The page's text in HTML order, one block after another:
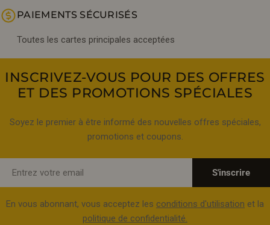
PAIEMENTS SÉCURISÉS
Toutes les cartes principales acceptées
INSCRIVEZ-VOUS POUR DES OFFRES
ET DES PROMOTIONS SPÉCIALES
Soyez le premier à être informé des nouvelles offres spéciales,
promotions et coupons.
S'inscrire
En vous abonnant, vous acceptez les conditions d'utilisation et la
politique de confidentialité.